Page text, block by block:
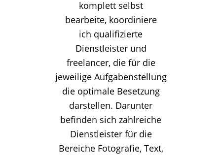
komplett selbst
bearbeite, koordiniere
ich qualifizierte
Dienstleister und
freelancer, die für die
jeweilige Aufgabenstellung
die optimale Besetzung
darstellen. Darunter
befinden sich zahlreiche
Dienstleister für die
Bereiche Fotografie, Text,